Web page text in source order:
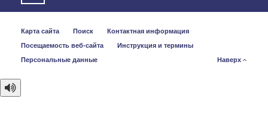
Карта сайта Поиск
Контактная информация
Посещаемость веб-сайта
Инструкция и термины
Персональные данные
Наверх